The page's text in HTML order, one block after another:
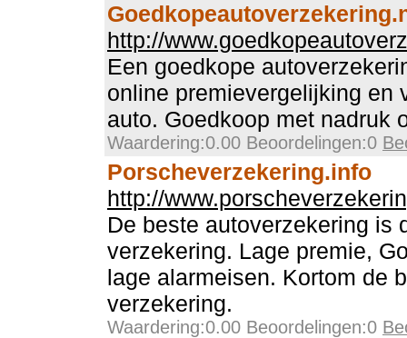
http://
Een goedkope
online premievergelijking en
auto. Goedkoop met nadruk
Waardering:0.00 Beoordelingen:0
Porscheverzekering.info
http://
De beste autoverzekering is
verzekering. Lage premie,
lage alarmeisen. Kortom de
verzekering.
Waardering:0.00 Beoordelingen:0